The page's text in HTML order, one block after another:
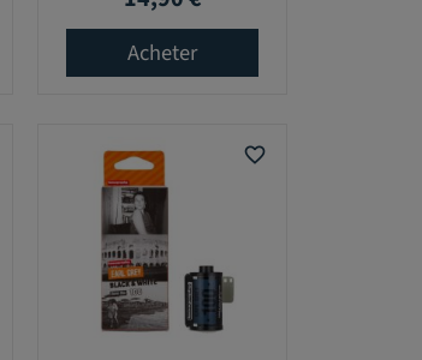
Acheter
favorite_border